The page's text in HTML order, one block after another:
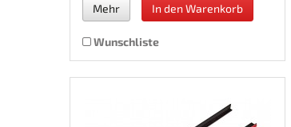
Mehr In den Warenkorb
Wunschliste